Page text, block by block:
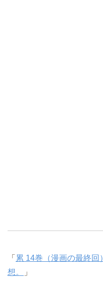
「 累 14巻（漫画の最終
想。
」